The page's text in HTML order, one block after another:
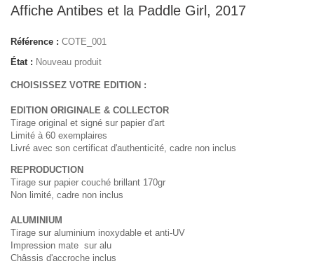
Affiche Antibes et la Paddle Girl, 2017
Référence : COTE_001
État : Nouveau produit
CHOISISSEZ VOTRE EDITION :
EDITION ORIGINALE & COLLECTOR
Tirage original et signé sur papier d'art
Limité à 60 exemplaires
Livré avec son certificat d'authenticité, cadre non inclus
REPRODUCTION
Tirage sur papier couché brillant 170gr
Non limité, cadre non inclus
ALUMINIUM
Tirage sur aluminium inoxydable et anti-UV
Impression mate sur alu
Châssis d'accroche inclus